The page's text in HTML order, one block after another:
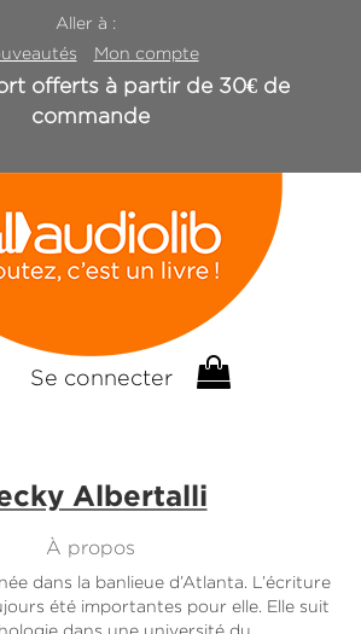
Aller à :
Mon compte
offerts à partir de 30€ de
commande
Se connecter
Albertalli
À propos
dans la banlieue d’Atlanta. L’écriture
été importantes pour elle. Elle suit